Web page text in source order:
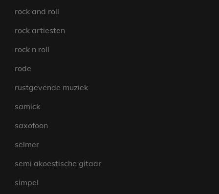
rock and roll
rock artiesten
rock n roll
rode
rustgevende muziek
samick
saxofoon
selmer
semi akoestische gitaar
simpel